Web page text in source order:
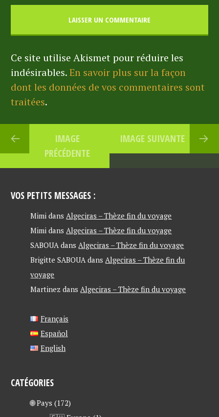
Ce site utilise Akismet pour réduire les
indésirables.En savoir plus sur la façon
dont les données de vos commentaires sont
traitées.
IMAGE
PRÉCÉDENTE
IMAGE SUIVANTE
VOS PETITS MESSAGES :
Mimi dans Algeciras – Thèze fin du voyage
Mimi dans Algeciras – Thèze fin du voyage
SABOUA dans Algeciras – Thèze fin du voyage
Brigitte SABOUA dans Algeciras – Thèze fin du
voyage
Martinez dans Algeciras – Thèze fin du voyage
Français
Español
English
CATÉGORIES
🌐 Pays (172)